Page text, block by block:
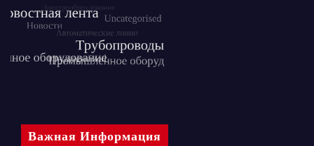
Важная Информация